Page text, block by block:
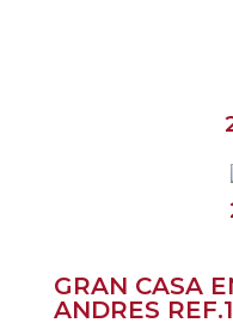
GRAN CASA
ANDRES